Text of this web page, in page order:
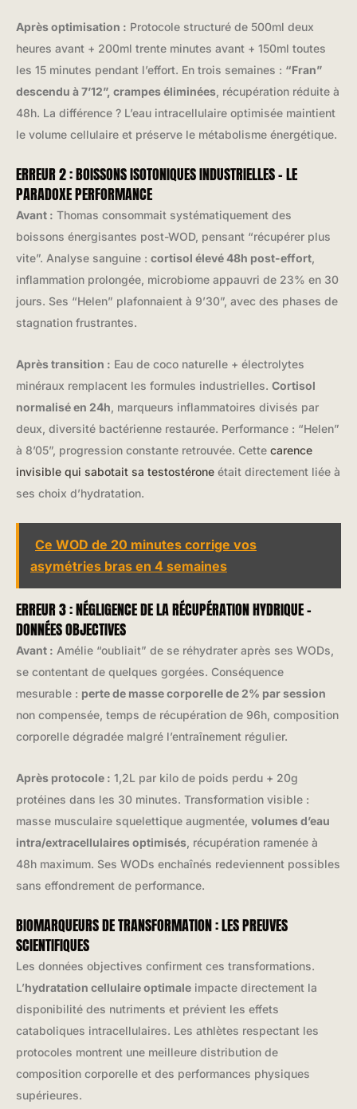
Après optimisation : Protocole structuré de 500ml deux
heures avant + 200ml trente minutes avant + 150ml toutes
les 15 minutes pendant l’effort. En trois semaines : “Fran”
descendu à 7’12”, crampes éliminées , récupération réduite à
48h. La différence ? L’eau intracellulaire optimisée maintient
le volume cellulaire et préserve le métabolisme énergétique.
ERREUR 2 : BOISSONS ISOTONIQUES INDUSTRIELLES – LE
PARADOXE PERFORMANCE
Avant : Thomas consommait systématiquement des
boissons énergisantes post-WOD, pensant “récupérer plus
vite”. Analyse sanguine : cortisol élevé 48h post-effort
inflammation prolongée, microbiome appauvri de 23% en 30
jours. Ses “Helen” plafonnaient à 9’30”, avec des phases de
stagnation frustrantes.
Après transition : Eau de coco naturelle + électrolytes
minéraux remplacent les formules industrielles. Cortisol
normalisé en 24h , marqueurs inflammatoires divisés par
deux, diversité bactérienne restaurée. Performance : “Helen”
à 8’05”, progression constante retrouvée. Cette carence
invisible qui sabotait sa testostérone était directement liée à
ses choix d’hydratation.
Ce WOD de 20 minutes corrige vos
asymétries bras en 4 semaines
ERREUR 3 : NÉGLIGENCE DE LA RÉCUPÉRATION HYDRIQUE –
DONNÉES OBJECTIVES
Avant : Amélie “oubliait” de se réhydrater après ses WODs,
se contentant de quelques gorgées. Conséquence
mesurable : perte de masse corporelle de 2% par session
non compensée, temps de récupération de 96h, composition
corporelle dégradée malgré l’entraînement régulier.
Après protocole : 1,2L par kilo de poids perdu + 20g
protéines dans les 30 minutes. Transformation visible :
masse musculaire squelettique augmentée, volumes d’eau
intra/extracellulaires optimisés , récupération ramenée à
48h maximum. Ses WODs enchaînés redeviennent possibles
sans effondrement de performance.
BIOMARQUEURS DE TRANSFORMATION : LES PREUVES
SCIENTIFIQUES
Les données objectives confirment ces transformations.
L’hydratation cellulaire optimale impacte directement la
disponibilité des nutriments et prévient les effets
cataboliques intracellulaires. Les athlètes respectant les
protocoles montrent une meilleure distribution de
composition corporelle et des performances physiques
supérieures.